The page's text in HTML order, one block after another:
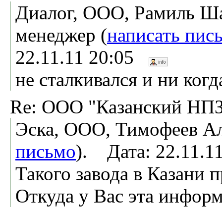
Диалог, ООО, Рамиль
менеджер (написать
22.11.11 20:05
не сталкивался и ни
Re: ООО "Казанский
Эска, ООО, Тимофеев
письмо). Дата:
Такого завода в Казани
Откуда у Вас эта